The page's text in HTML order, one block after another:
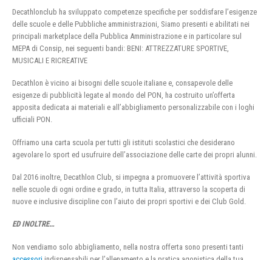
Decathlonclub ha sviluppato competenze specifiche per soddisfare l’esigenze
delle scuole e delle Pubbliche amministrazioni, Siamo presenti e abilitati nei
principali marketplace della Pubblica Amministrazione e in particolare sul
MEPA di Consip, nei seguenti bandi: BENI: ATTREZZATURE SPORTIVE,
MUSICALI E RICREATIVE
Decathlon è vicino ai bisogni delle scuole italiane e, consapevole delle
esigenze di pubblicità legate al mondo del PON, ha costruito un’offerta
apposita dedicata ai materiali e all’abbigliamento personalizzabile con i loghi
ufficiali PON.
Offriamo una carta scuola per tutti gli istituti scolastici che desiderano
agevolare lo sport ed usufruire dell’associazione delle carte dei propri alunni.
Dal 2016 inoltre, Decathlon Club, si impegna a promuovere l’attività sportiva
nelle scuole di ogni ordine e grado, in tutta Italia, attraverso la scoperta di
nuove e inclusive discipline con l’aiuto dei propri sportivi e dei Club Gold.
ED INOLTRE…
Non vendiamo solo abbigliamento, nella nostra offerta sono presenti tanti